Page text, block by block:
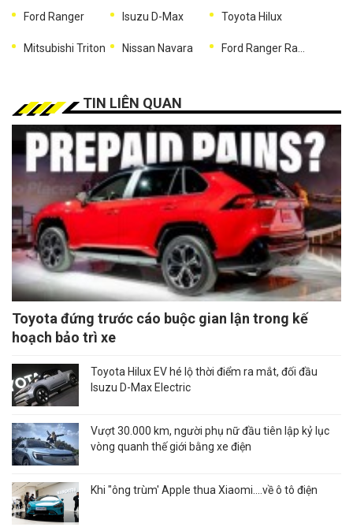
Ford Ranger Isuzu D-Max Toyota Hilux
Mitsubishi Triton Nissan Navara
TIN LIÊN QUAN
Toyota đứng trước cáo buộc gian lận trong kế
hoạch bảo trì xe
Toyota Hilux EV hé lộ thời điểm ra mắt, đối đầu
Isuzu D-Max Electric
Vượt 30.000 km, người phụ nữ đầu tiên lập kỷ lục
vòng quanh thế giới bằng xe điện
Khi "ông trùm' Apple thua Xiaomi....về ô tô điện